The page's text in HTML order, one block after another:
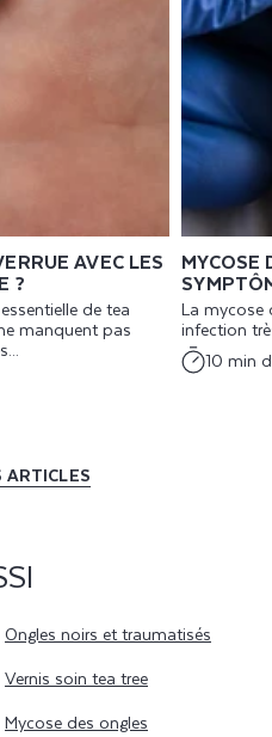
AVEC LES
?
de tea
manquent pas
MYCOSE
La mycose
infection
10 min
ARTICLES
Ongles noirs et traumatisés
Vernis soin tea tree
Mycose des ongles